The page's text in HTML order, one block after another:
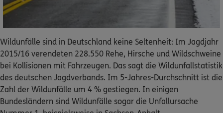
Meine Versicherungen
Sehen Sie auf einen Blick Ihre Versicherungen bei ERGO,
dem ERGO Rechtsschutz und der DKV.
Wildunfälle sind in Deutschland keine Seltenheit: Im Jagdjahr
2015/16 verendeten 228.550 Rehe, Hirsche und Wildschweine
bei Kollisionen mit Fahrzeugen. Das sagt die Wildunfallstatistik
des deutschen Jagdverbands. Im 5-Jahres-Durchschnitt ist die
Zahl der Wildunfälle um 4 % gestiegen. In einigen
Bundesländern sind Wildunfälle sogar die Unfallursache